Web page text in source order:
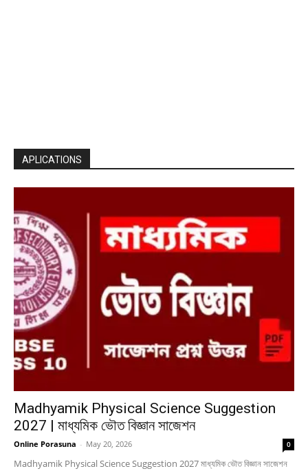
APLICATIONS
Madhyamik Physical Science Suggestion
2027 | মাধ্যমিক ভৌত বিজ্ঞান সাজেশন
Online Porasuna - May 20, 2026 0
Madhyamik Physical Science Suggestion 2027 মাধ্যমিক ভৌত বিজ্ঞান সাজেশন